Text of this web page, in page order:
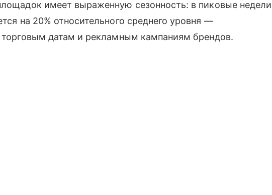
имеет выраженную сезонность: в пиковые недели
на 20% относительного среднего уровня —
датам и рекламным кампаниям брендов.